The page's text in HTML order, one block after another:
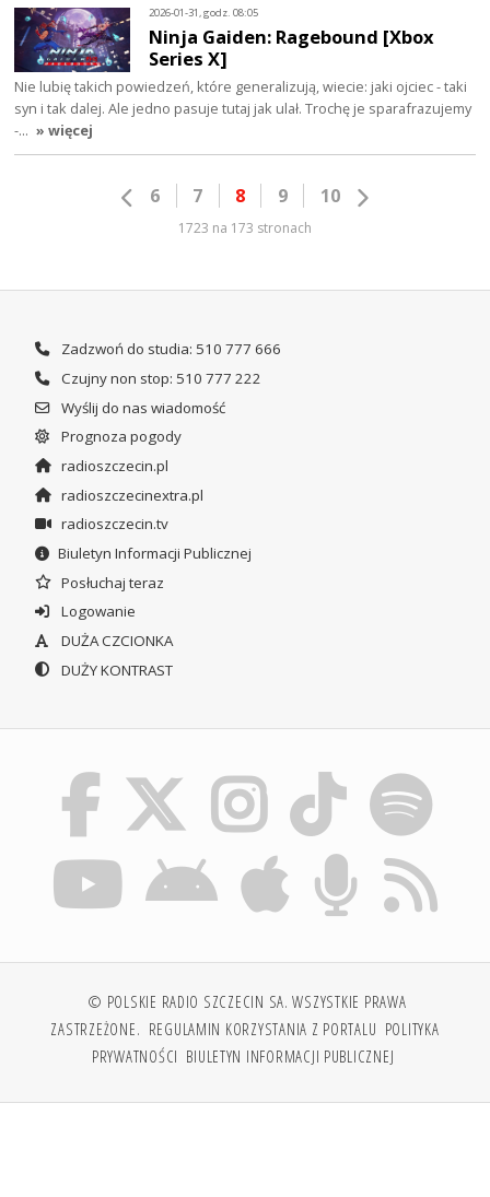
2026-01-31, godz. 08:05
Ninja Gaiden: Ragebound [Xbox
Series X]
Nie lubię takich powiedzeń, które generalizują, wiecie: jaki ojciec - taki
syn i tak dalej. Ale jedno pasuje tutaj jak ulał. Trochę je sparafrazujemy
-… » więcej
6 7 8 9 10
1723 na 173 stronach
Zadzwoń do studia: 510 777 666
Czujny non stop: 510 777 222
Wyślij do nas wiadomość
Prognoza pogody
radioszczecin.pl
radioszczecinextra.pl
radioszczecin.tv
Biuletyn Informacji Publicznej
Posłuchaj teraz
Logowanie
DUŻA CZCIONKA
DUŻY KONTRAST
© POLSKIE RADIO SZCZECIN SA. WSZYSTKIE PRAWA
ZASTRZEŻONE. REGULAMIN KORZYSTANIA Z PORTALU POLITYKA
PRYWATNOŚCI BIULETYN INFORMACJI PUBLICZNEJ